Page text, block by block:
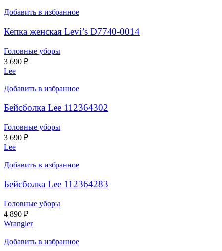
Добавить в избранное
Кепка женская Levi’s D7740-0014
Головные уборы
3 690 ₽
Lee
Добавить в избранное
Бейсболка Lee 112364302
Головные уборы
3 690 ₽
Lee
Добавить в избранное
Бейсболка Lee 112364283
Головные уборы
4 890 ₽
Wrangler
Добавить в избранное